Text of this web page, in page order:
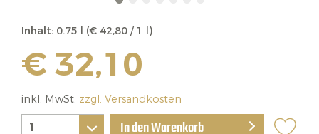
Inhalt: 0.75 l (€ 42,80 / 1 l)
€ 32,10
inkl. MwSt. zzgl. Versandkosten
In den Warenkorb